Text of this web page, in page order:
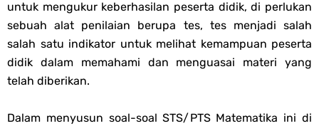
Terbaru
Thursday, 6 August
untuk mengukur keberhasilan peserta didik, di perlukan
sebuah alat penilaian berupa tes, tes menjadi salah
salah satu indikator untuk melihat kemampuan peserta
didik dalam memahami dan menguasai materi yang
telah diberikan.
Dalam menyusun soal-soal STS/PTS Matematika ini di